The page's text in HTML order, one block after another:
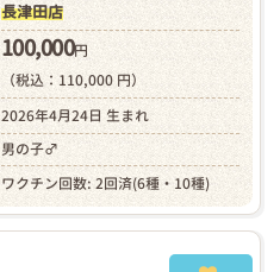
長津田店
100,000円
（税込：110,000 円）
2026年4月24日 生まれ
男の子♂
ワクチン回数: 2回済(6種・10種)